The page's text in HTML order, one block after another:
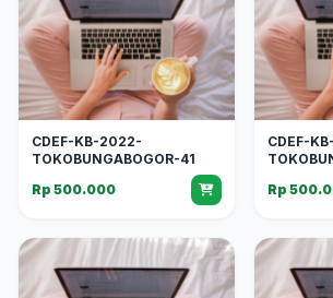
CDEF-KB-2022-
TOKOBUNGABOGOR-41
Rp 500.000
CDEF-
Rp